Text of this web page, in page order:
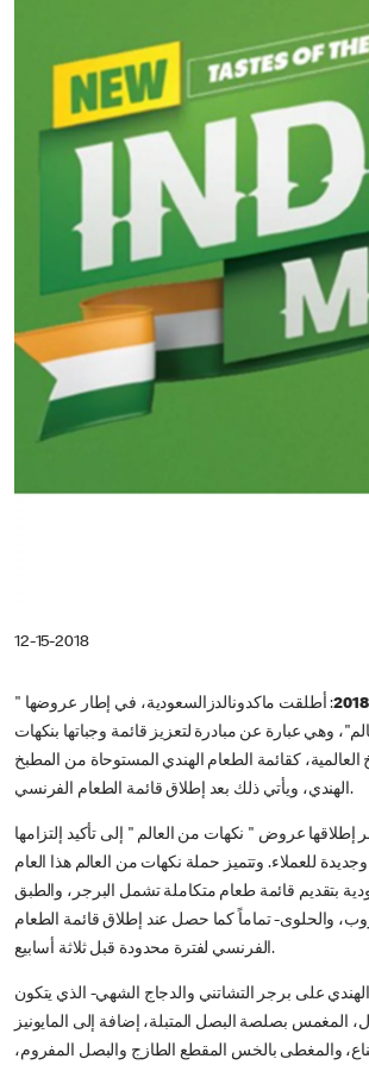
12-15-2018
: أطلقت ماكدونالدزالسعودية، في إطار عروضها "
وهي عبارة عن مبادرة لتعزيز قائمة وجباتها بنكهات
كقائمة الطعام الهندي المستوحاة من المطبخ
الهندي، ويأتي ذلك بعد إطلاق قائمة الطعام الفرنسي.
إطلاقها عروض " نكهات من العالم " إلى تأكيد إلتزامها
للعملاء. وتتميز حملة نكهات من العالم هذا العام
بتقديم قائمة طعام متكاملة تشمل البرجر، والطبق
والحلوى- تماماً كما حصل عند إطلاق قائمة الطعام
الفرنسي لفترة محدودة قبل ثلاثة أسابيع.
على برجر التشاتني والدجاج الشهي- الذي يتكون
المغمس بصلصة البصل المتبلة، إضافة إلى المايونيز
والمغطى بالخس المقطع الطازج والبصل المفروم،